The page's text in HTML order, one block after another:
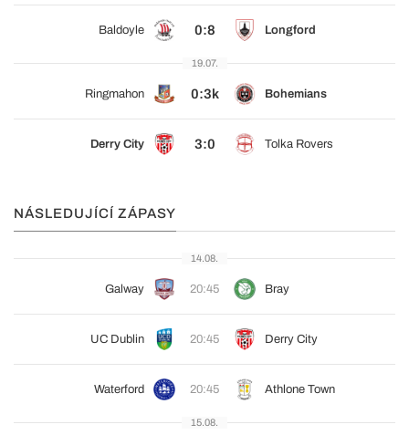
Baldoyle 0:8 Longford
19.07.
Ringmahon 0:3k Bohemians
Derry City 3:0 Tolka Rovers
NÁSLEDUJÍCÍ ZÁPASY
14.08.
Galway 20:45 Bray
UC Dublin 20:45 Derry City
Waterford 20:45 Athlone Town
15.08.